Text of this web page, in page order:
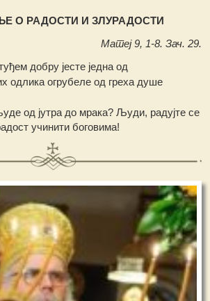
О РАДОСТИ И ЗЛУРАДОСТИ
Матеј 9, 1-8. Зач. 29.
добру јесте једна од
одлика огрубеле од греха душе
од јутра до мрака? Људи, радујте се
учинити боговима!